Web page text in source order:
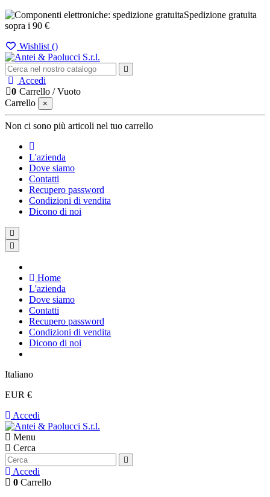
Spedizione gratuita
sopra i 90 €
Wishlist ()
Accedi
0 Carrello /Vuoto
Carrello
×
Non ci sono più articoli nel tuo carrello
L'azienda
Dove siamo
Contatti
Recupero password
Condizioni di vendita
Dicono di noi
Home
L'azienda
Dove siamo
Contatti
Recupero password
Condizioni di vendita
Dicono di noi
Italiano
EUR €
Accedi
Menu
Cerca
Accedi
0 Carrello